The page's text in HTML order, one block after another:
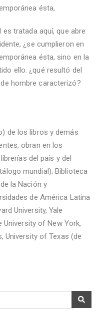
ésta,
tratada aquí, que abre
¿se cumplieron en
ésta, sino en la
ello: ¿qué resultó del
hombre caracterizó?
de los libros y demás
obran en los
del país y del
mundial); Biblioteca
la Nación y
de América Latina
University, Yale
University of New York,
University of Texas (de